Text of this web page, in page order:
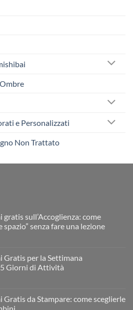
e Personalizzati
Non Trattato
sull’Accoglienza: come
spazio” senza fare una lezione
Gratis per la Settimana
5 Giorni di Attività
Gratis da Stampare: come sceglierle